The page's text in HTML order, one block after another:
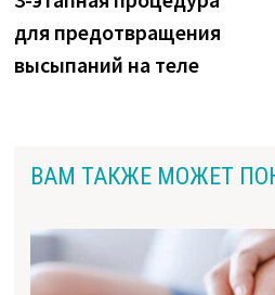
по
записям
для предотвращения
высыпаний на теле
ВАМ ТАКЖЕ МОЖЕТ